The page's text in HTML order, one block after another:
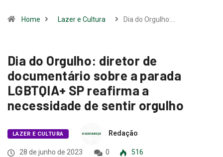
Home Lazer e Cultura Dia do Orgulho:…
Dia do Orgulho: diretor de
documentário sobre a parada
LGBTQIA+ SP reafirma a
necessidade de sentir orgulho
LAZER E CULTURA Redação
28 de junho de 2023 0
516